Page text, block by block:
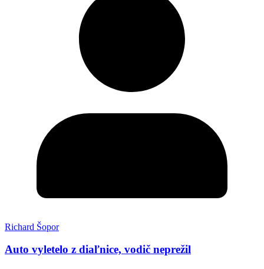
Richard Šopor
Auto vyletelo z diaľnice, vodič neprežil